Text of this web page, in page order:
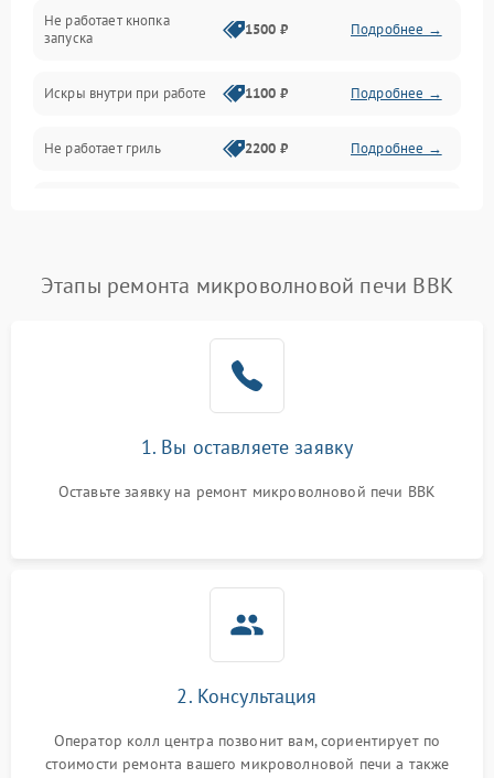
Нагрев и приготовление
Программное обеспечение
Не работает кнопка
запуска
1500 ₽ Подробнее →
Искры внутри при работе 1100 ₽ Подробнее →
Не работает гриль 2200 ₽ Подробнее →
Появление запаха гари Подробнее →
2200 ₽
Не работают сенсорные
1000 ₽
Этапы ремонта микроволновой печи BBK
1. Вы оставляете заявку
Оставьте заявку на ремонт микроволновой печи BBK
2. Консультация
Оператор колл центра позвонит вам, сориентирует по
стоимости ремонта вашего микроволновой печи а также